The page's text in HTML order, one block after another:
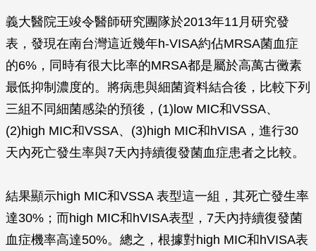
義大醫院王竣令醫師研究團隊於2013年11月研究發
表，發現在南台灣這近幾年h-VISA約佔MRSA菌血症
的6%，同時有很大比率的MRSA都是屬於高萬古黴素
最低抑制濃度的。將病患與細菌資料結合後，比較下列
三組不同細菌感染的預後，(1)low MIC和VSSA、
(2)high MIC和VSSA、(3)high MIC和hVISA，進行30
天內死亡發生率與7天內持續復發菌血症患者之比較。
結果顯示high MIC和VSSA 表型這一組，其死亡發生率
達30%；而high MIC和hVISA表型，7天內持續復發菌
血症機率高達50%。總之，根據對high MIC和hVISA表